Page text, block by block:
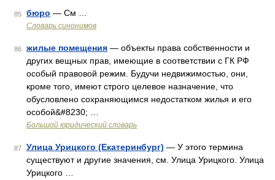
85 бюро — См …
Словарь синонимов
86 жилые помещения — объекты права собственности и
других вещных прав, имеющие в соответствии с ГК РФ
особый правовой режим. Будучи недвижимостью, они,
кроме того, имеют строго целевое назначение, что
обусловлено сохраняющимся недостатком жилья и его
особой&#8230; …
Большой юридический словарь
87 Улица Урицкого (Екатеринбург) — У этого термина
существуют и другие значения, см. Улица Урицкого. Улица
Урицкого …